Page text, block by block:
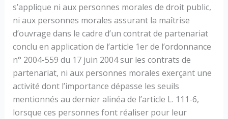
s’applique ni aux personnes morales de droit public,
ni aux personnes morales assurant la maîtrise
d’ouvrage dans le cadre d’un contrat de partenariat
conclu en application de l’article 1er de l’ordonnance
n° 2004-559 du 17 juin 2004 sur les contrats de
partenariat, ni aux personnes morales exerçant une
activité dont l’importance dépasse les seuils
mentionnés au dernier alinéa de l’article L. 111-6,
lorsque ces personnes font réaliser pour leur